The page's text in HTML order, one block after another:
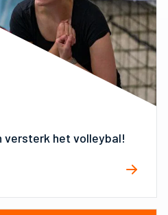
versterk het volleybal!